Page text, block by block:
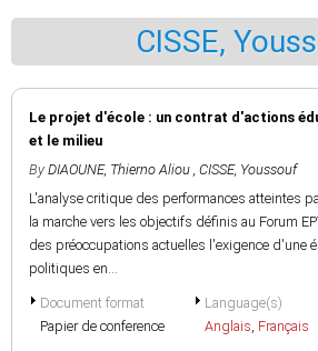
CISSE,
Le projet d'école : un contrat d'actions
et le milieu
By DIAOUNE, Thierno Aliou , CISSE, Youssouf
L'analyse critique des performances atteintes
la marche vers les objectifs définis au Forum
des préoccupations actuelles l'exigence d'une
politiques en...
Document format
Papier de conference
Language(s)
Anglais, Français